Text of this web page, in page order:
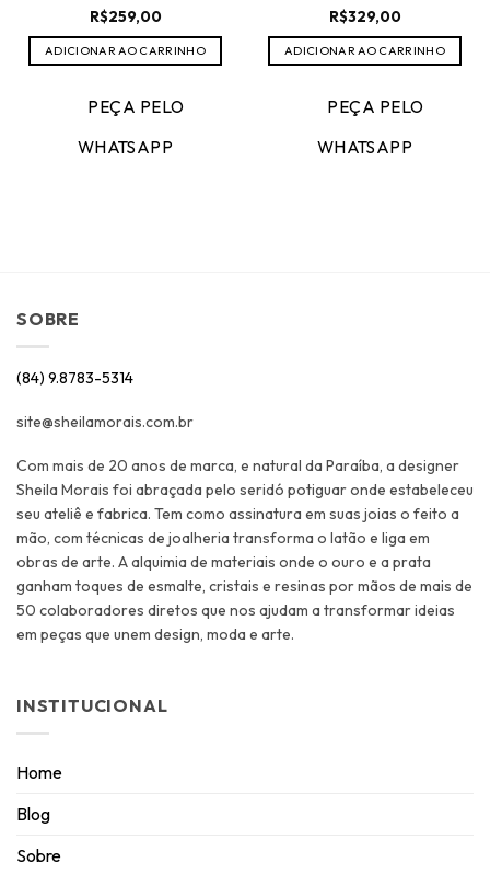
R$259,00
ADICIONAR AO CARRINHO
PEÇA PELO
WHATSAPP
R$329,00
ADICIONAR AO CARRINHO
PEÇA PELO
WHATSAPP
SOBRE
(84) 9.8783-5314
site@sheilamorais.com.br
Com mais de 20 anos de marca, e natural da Paraíba, a designer
Sheila Morais foi abraçada pelo seridó potiguar onde estabeleceu
seu ateliê e fabrica. Tem como assinatura em suas joias o feito a
mão, com técnicas de joalheria transforma o latão e liga em
obras de arte. A alquimia de materiais onde o ouro e a prata
ganham toques de esmalte, cristais e resinas por mãos de mais de
50 colaboradores diretos que nos ajudam a transformar ideias
em peças que unem design, moda e arte.
INSTITUCIONAL
Home
Blog
Sobre